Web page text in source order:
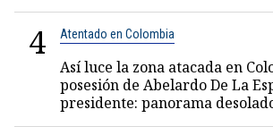
4 Atentado en Colombia
Así luce la zona atacada en
posesión de Abelardo De La
presidente: panorama